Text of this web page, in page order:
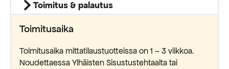
Toimitus & palautus
Toimitusaika
Toimitusaika mittatilaustuotteissa on 1 – 3 viikkoa.
Noudettaessa Ylhäisten Sisustustehtaalta tai